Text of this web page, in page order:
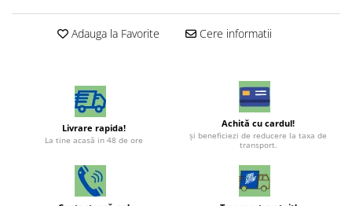
Adauga la Favorite Cere informatii
Livrare rapida!
La tine acasă in 48 de ore
Achită cu cardul!
şi beneficiezi de reducere la taxa de
transport.